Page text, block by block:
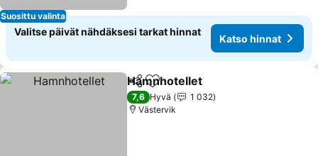
Suosittu valinta
Valitse päivät nähdäksesi tarkat hinnat
Katso hinnat
Jaa Lisää suosikkeihin
Hamnhotellet
7,6 Hyvä
1 032
Västervik